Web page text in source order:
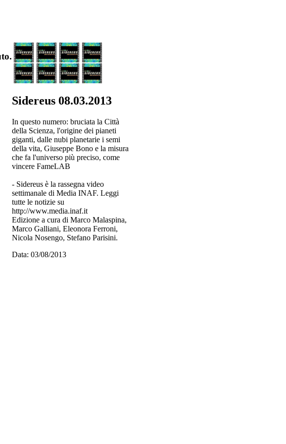
Sidereus 08.03.2013
In questo numero: bruciata la Città
della Scienza, l'origine dei pianeti
giganti, dalle nubi planetarie i semi
della vita, Giuseppe Bono e la misura
che fa l'universo più preciso, come
vincere FameLAB
- Sidereus è la rassegna video
settimanale di Media INAF. Leggi
tutte le notizie su
http://www.media.inaf.it
Edizione a cura di Marco Malaspina,
Marco Galliani, Eleonora Ferroni,
Nicola Nosengo, Stefano Parisini.
Data: 03/08/2013